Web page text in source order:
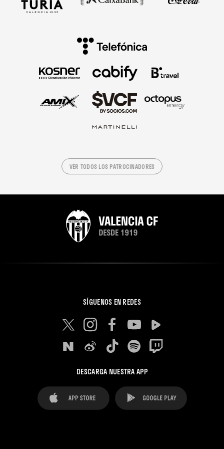
VER TODOS LOS PATROCINADORES
SÍGUENOS EN REDES
DESCARGA NUESTRA APP